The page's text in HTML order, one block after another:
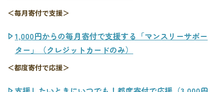
＜毎月寄付で支援＞
1,000円からの毎月寄付で支援する「マンスリーサポー
ター」（クレジットカードのみ）
＜都度寄付で応援＞